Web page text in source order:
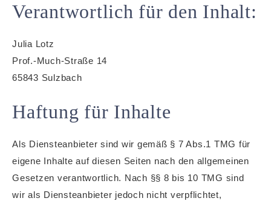
Verantwortlich für den Inhalt:
Julia Lotz
Prof.-Much-Straße 14
65843 Sulzbach
Haftung für Inhalte
Als Diensteanbieter sind wir gemäß § 7 Abs.1 TMG für
eigene Inhalte auf diesen Seiten nach den allgemeinen
Gesetzen verantwortlich. Nach §§ 8 bis 10 TMG sind
wir als Diensteanbieter jedoch nicht verpflichtet,